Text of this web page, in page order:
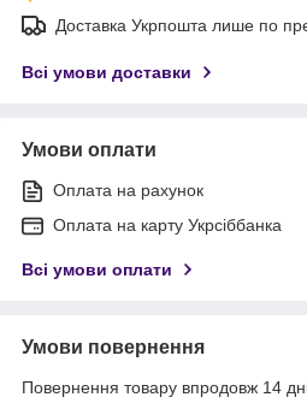
Доставка Укрпошта лише по
Всі умови доставки
Умови оплати
Оплата на рахунок
Оплата на карту Укрсіббанка
Всі умови оплати
Умови повернення
Повернення товару впродовж 14